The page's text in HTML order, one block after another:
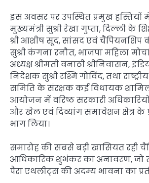
इस अवसर पर उपस्थित प्रमुख हस्तियों
मुख्यमंत्री सुश्री रेखा गुप्ता, दिल्ली के
श्री आशीष सूद, सांसद एवं चैंपियनशिप
सुश्री कंगना रनौत, भाजपा महिला मोर्चा
अध्यक्ष श्रीमती वनाठी श्रीनिवासन,
निदेशक सुश्री रश्मि गोविंद, तथा
समिति के संरक्षक कई विधायक
आयोजन में वरिष्ठ सरकारी
और खेल एवं दिव्यांग समावेशन क्षेत्र के
भाग लिया।
समारोह की सबसे बड़ी खासियत रही
आधिकारिक शुभंकर का अनावरण, जो
पैरा एथलीट्स की अदम्य भावना का